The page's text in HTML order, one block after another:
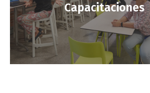
Capacitaciones